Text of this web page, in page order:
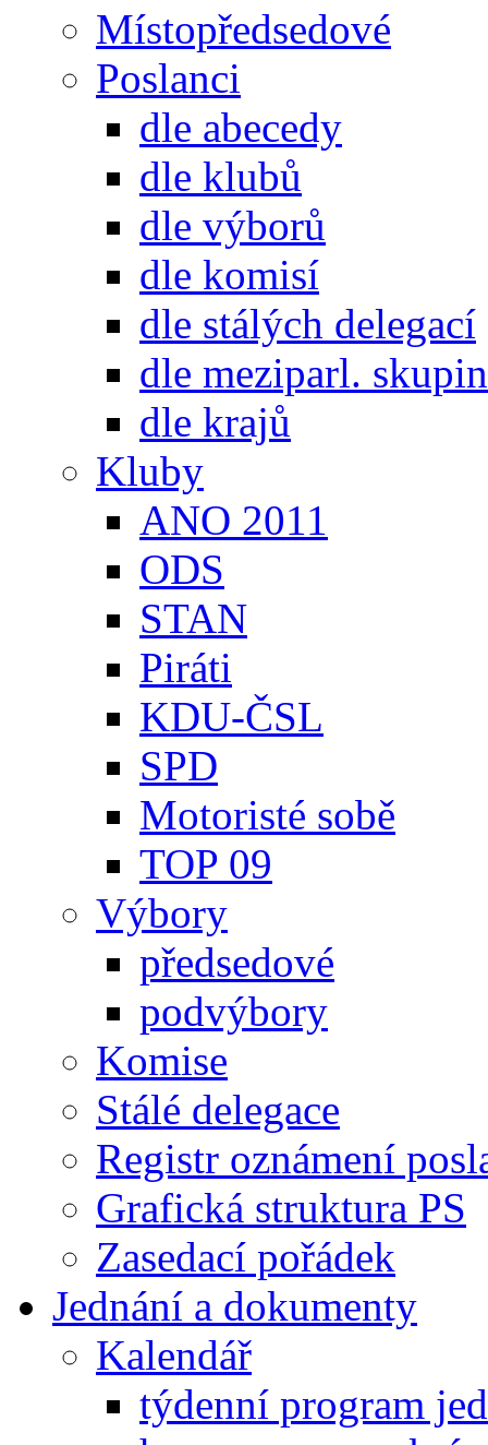
Místopředsedové
Poslanci
dle abecedy
dle klubů
dle výborů
dle komisí
dle stálých delegací
dle meziparl. skupin
dle krajů
Kluby
ANO 2011
ODS
STAN
Piráti
KDU-ČSL
SPD
Motoristé sobě
TOP 09
Výbory
předsedové
podvýbory
Komise
Stálé delegace
Registr oznámení
Grafická struktura PS
Zasedací pořádek
Jednání a dokumenty
Kalendář
týdenní program